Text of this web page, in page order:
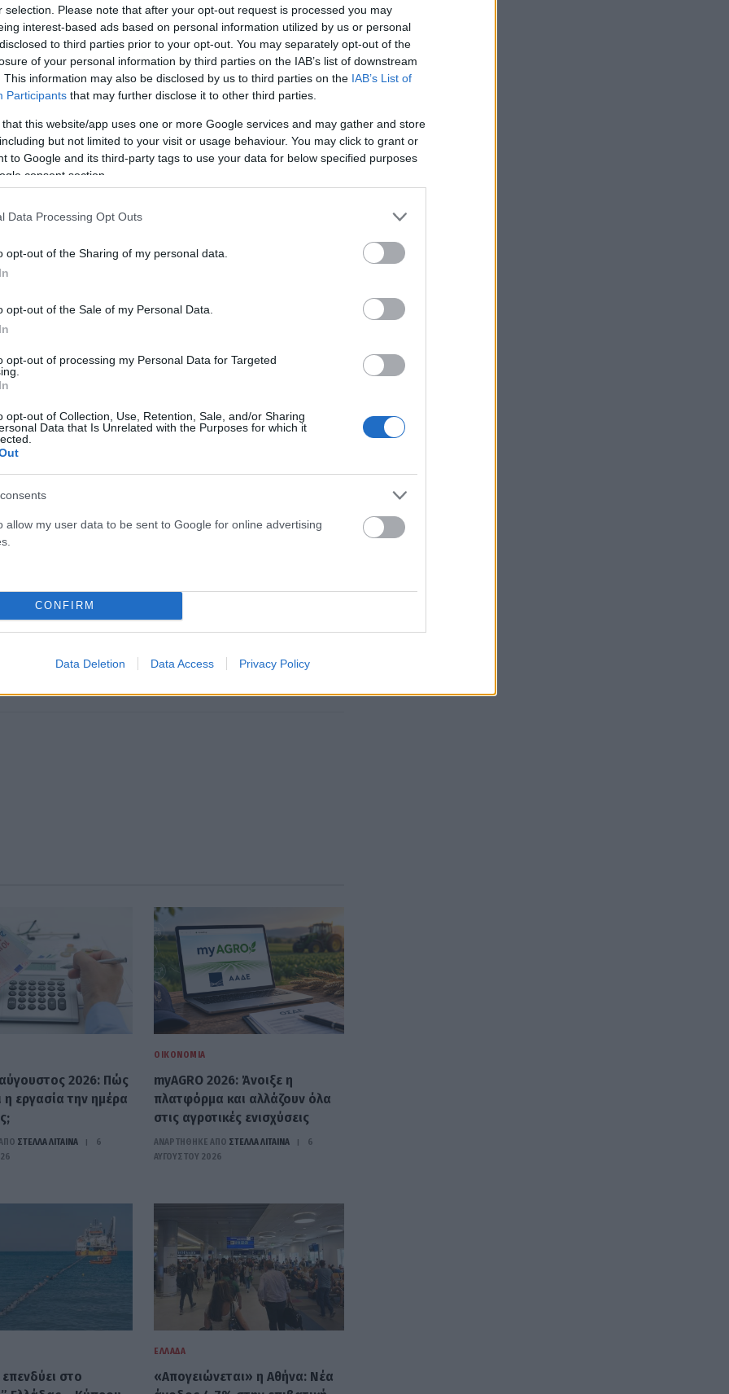
selection. Please note that after your opt-out request is processed you may
interest-based ads based on personal information utilized by us or personal
to third parties prior to your opt-out. You may separately opt-out of the
of your personal information by third parties on the IAB’s list of downstream
This information may also be disclosed by us to third parties on the IAB’s List of
Participants that may further disclose it to other third parties.
that this website/app uses one or more Google services and may gather and store
but not limited to your visit or usage behaviour. You may click to grant or
to Google and its third-party tags to use your data for below specified purposes
consent section.
Data Processing Opt Outs
opt-out of the Sharing of my personal data.
opt-out of the Sale of my Personal Data.
opt-out of processing my Personal Data for Targeted
opt-out of Collection, Use, Retention, Sale, and/or Sharing
Data that Is Unrelated with the Purposes for which it
allow my user data to be sent to Google for online advertising
CONFIRM
Data Deletion Data Access Privacy Policy
οικοπέδων ή οικοπέδων που υπόκεινται σε
τους (πχ ιστορικά κέντρα), όπως και εν τέλει
ένα πολύ φιλικό προς το Περιβάλλον πολεοδομικό
σε δίκτυα και υποδομές, διότι ενισχύεται η δόμηση
η αρχή της συνεκτικής πόλης.
της Μεταφοράς του Συντελεστή Δόμησης,
της αξιοποίησης των τίτλων που κατέχουν οι
καθώς θα μπορούν να εκμεταλλευτούν το υπόλοιπο
Γης. Στη σημασία που έχει αυτό, στάθηκε και ο
Γιώργος Στασινός: «Το πρόγραμμα εκπόνησης Ζωνών
για την ολοκλήρωση του πολεοδομικού
τελειώσουμε μια και καλή με ένα σύνθετο τεχνικό και
επί δεκαετίες. Για να αποδεσμευθούν επιτέλους
βοηθήσουμε στην πράξη την αποκατάσταση των
σε περισσότερο πράσινο στις πόλεις μας. Για να
ΕΠΌΜΕΝΟ ΆΡΘΡΟ
Στην Αττική ο μεγάλος λαχνός του 1,5 εκατ. ευρώ
από το Χριστουγεννιάτικο Λαϊκό Λαχείο
2026: Πώς
η εργασία την ημέρα
ΣΤΈΛΛΑ ΛΊΤΑΙΝΑ
6
ΟΙΚΟΝΟΜΊΑ
myAGRO 2026: Άνοιξε η
πλατφόρμα και αλλάζουν όλα
στις αγροτικές ενισχύσεις
ΑΝΑΡΤΗΘΗΚΕ ΑΠΟ ΣΤΈΛΛΑ ΛΊΤΑΙΝΑ
6
ΑΥΓΟΎΣΤΟΥ 2026
στο
ΕΛΛΆΔΑ
«Απογειώνεται» η Αθήνα: Νέα